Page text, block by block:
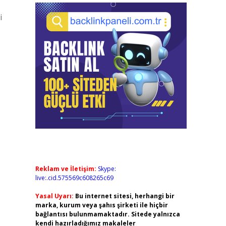
Reklam ve İletişim: Skype:
live:.cid.575569c608265c69
Yasal Uyarı: Bu internet sitesi, herhangi bir
marka, kurum veya şahıs şirketi ile hiçbir
bağlantısı bulunmamaktadır. Sitede yalnızca
kendi hazırladığımız makaleler